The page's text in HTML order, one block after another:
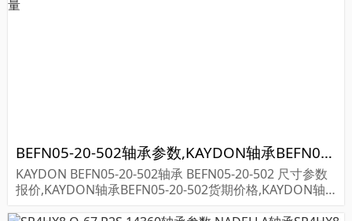
BEFN05-20-502轴承参数,KAYDON轴承BEFN05-20-502重量
KAYDON BEFN05-20-502轴承 BEFN05-20-502 尺寸参数
报价,KAYDON轴承BEFN05-20-502货期价格,KAYDON轴